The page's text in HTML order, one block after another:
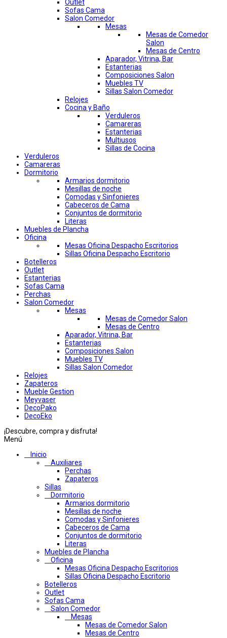
Outlet
Sofas Cama
Salon Comedor
Mesas
Mesas de Comedor
Salon
Mesas de Centro
Aparador, Vitrina, Bar
Estanterias
Composiciones Salon
Muebles TV
Sillas Salon Comedor
Relojes
Cocina y Baño
Verduleros
Camareras
Estanterias
Multiusos
Sillas de Cocina
Verduleros
Camareras
Dormitorio
Armarios dormitorio
Mesillas de noche
Comodas y Sinfonieres
Cabeceros de Cama
Conjuntos de dormitorio
Literas
Muebles de Plancha
Oficina
Mesas Oficina Despacho Escritorios
Sillas Oficina Despacho Escritorio
Botelleros
Outlet
Estanterias
Sofas Cama
Perchas
Salon Comedor
Mesas
Mesas de Comedor Salon
Mesas de Centro
Aparador, Vitrina, Bar
Estanterias
Composiciones Salon
Muebles TV
Sillas Salon Comedor
Relojes
Zapateros
Mueble Gestion
Meyvaser
DecoPako
DecoEko
¡Descubre, compra y disfruta!
Menú
Inicio
Auxiliares
Perchas
Zapateros
Sillas
Dormitorio
Armarios dormitorio
Mesillas de noche
Comodas y Sinfonieres
Cabeceros de Cama
Conjuntos de dormitorio
Literas
Muebles de Plancha
Oficina
Mesas Oficina Despacho Escritorios
Sillas Oficina Despacho Escritorio
Botelleros
Outlet
Sofas Cama
Salon Comedor
Mesas
Mesas de Comedor Salon
Mesas de Centro